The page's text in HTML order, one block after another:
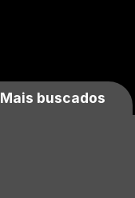
Mais buscados